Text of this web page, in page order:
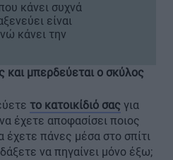
κάνει συχνά
είναι
κάνει την
και μπερδεύεται ο σκύλος
το κατοικίδιό σας για
έχετε αποφασίσει ποιος
έχετε πάνες μέσα στο σπίτι
να πηγαίνει μόνο έξω;